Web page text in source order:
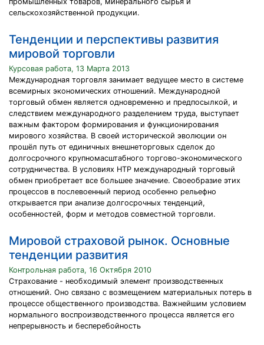
сельскохозяйственной продукции.
Тенденции и перспективы развития
мировой торговли
Курсовая работа, 13 Марта 2013
Международная торговля занимает ведущее место в системе
всемирных экономических отношений. Международной
торговый обмен является одновременно и предпосылкой, и
следствием международного разделением труда, выступает
важным фактором формирования и функционирования
мирового хозяйства. В своей исторической эволюции он
прошёл путь от единичных внешнеторговых сделок до
долгосрочного крупномасштабного торгово-экономического
сотрудничества. В условиях НТР международный торговый
обмен приобретает все большее значение. Своеобразие этих
процессов в послевоенный период особенно рельефно
открывается при анализе долгосрочных тенденций,
особенностей, форм и методов совместной торговли.
Мировой страховой рынок. Основные
тенденции развития
Контрольная работа, 16 Октября 2010
Страхование - необходимый элемент производственных
отношений. Оно связано с возмещением материальных потерь в
процессе общественного производства. Важнейшим условием
нормального воспроизводственного процесса является его
непрерывность и бесперебойность